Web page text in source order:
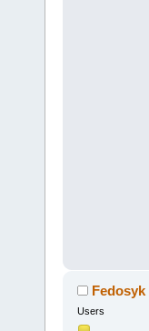
Fedosyk
Users